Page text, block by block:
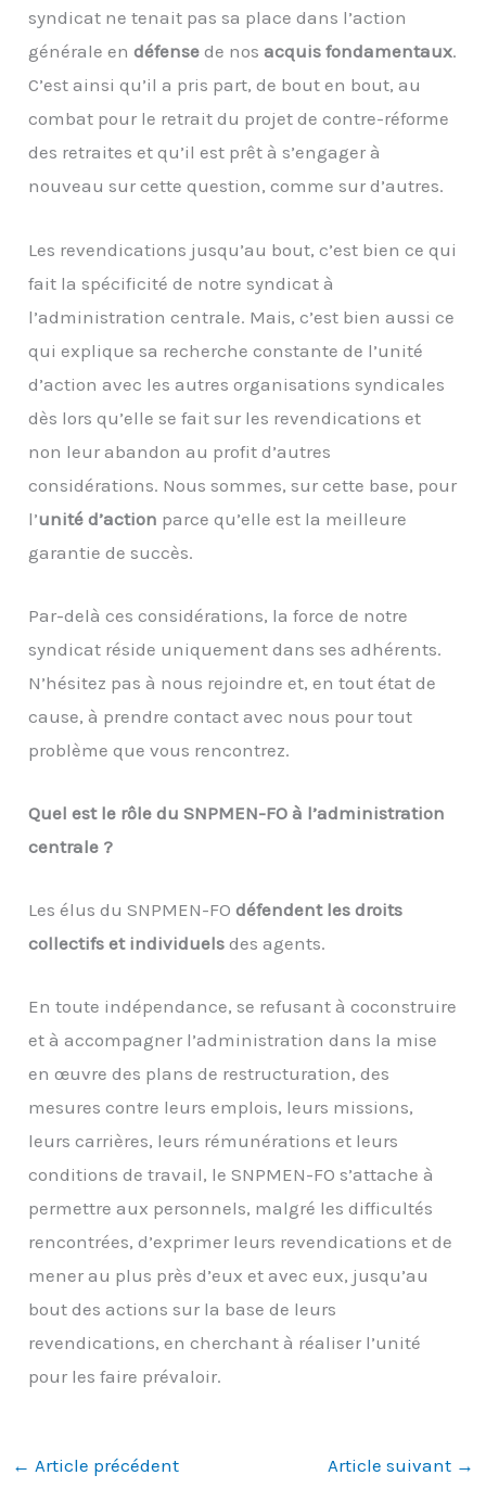
syndicat ne tenait pas sa place dans l’action
générale endéfensede nosacquis fondamentaux.
C’est ainsi qu’il a pris part, de bout en bout, au
combat pour le retrait du projet de contre-réforme
des retraites et qu’il est prêt à s’engager à
nouveau sur cette question, comme sur d’autres.
Les revendications jusqu’au bout, c’est bien ce qui
fait la spécificité de notre syndicat à
l’administration centrale. Mais, c’est bien aussi ce
qui explique sa recherche constante de l’unité
d’action avec les autres organisations syndicales
dès lors qu’elle se fait sur les revendications et
non leur abandon au profit d’autres
considérations. Nous sommes, sur cette base, pour
l’unité d’action parce qu’elle est la meilleure
garantie de succès.
Par-delà ces considérations, la force de notre
syndicat réside uniquement dans ses adhérents.
N’hésitez pas à nous rejoindre et, en tout état de
cause, à prendre contact avec nous pour tout
problème que vous rencontrez.
Quel est le rôle du SNPMEN-FO à l’administration
centrale ?
Les élus du SNPMEN-FOdéfendent les droits
collectifs et individuels des agents.
En toute indépendance, se refusant à coconstruire
et à accompagner l’administration dans la mise
en œuvre des plans de restructuration, des
mesures contre leurs emplois, leurs missions,
leurs carrières, leurs rémunérations et leurs
conditions de travail, le SNPMEN-FO s’attache à
permettre aux personnels, malgré les difficultés
rencontrées, d’exprimer leurs revendications et de
mener au plus près d’eux et avec eux, jusqu’au
bout des actions sur la base de leurs
revendications, en cherchant à réaliser l’unité
pour les faire prévaloir.
← Article précédent Article suivant →